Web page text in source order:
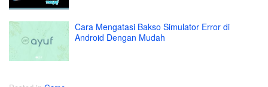
Cara Mengatasi Bakso Simulator Error di
Android Dengan Mudah